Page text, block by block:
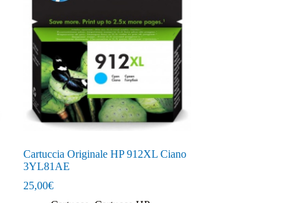
Cartuccia Originale HP 912XL Ciano
3YL81AE
25,00€